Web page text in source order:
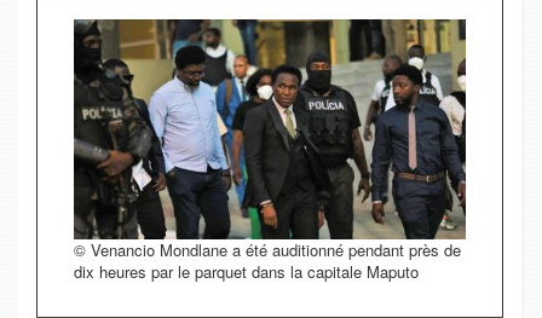
© Venancio Mondlane a été auditionné pendant près de
dix heures par le parquet dans la capitale Maputo